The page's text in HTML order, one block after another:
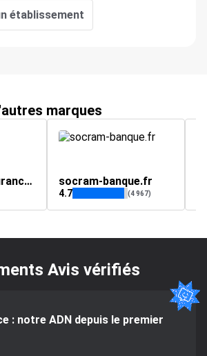
établissement
marques
Ansamble Assurances socram-banque.fr
4.7 (4 967)
Avis vérifiés
: notre ADN depuis le premier